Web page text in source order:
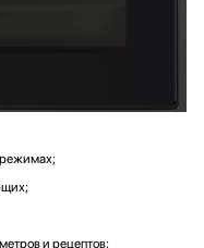
режимах;
и рецептов;